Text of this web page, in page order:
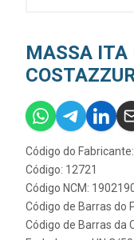
MASSA ITA
Código do
Código: 12721
Código NCM:
Código de Barras do
Código de Barras da